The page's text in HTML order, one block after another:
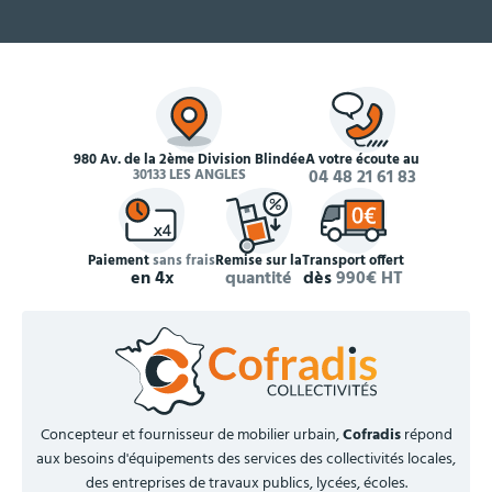
980 Av. de la 2ème Division Blindée
30133 LES ANGLES
À votre écoute au
04 48 21 61 83
Paiementsans frais
en 4x
Remise sur la
quantité
Transport offert
dès990€ HT
Concepteur et fournisseur de mobilier urbain,Cofradisrépond
aux besoins d'équipements des services des collectivités locales,
des entreprises de travaux publics, lycées, écoles.